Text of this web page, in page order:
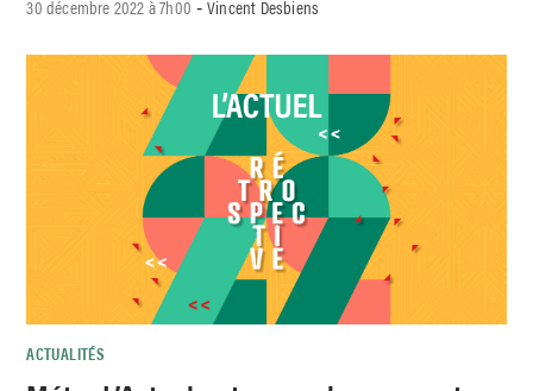
30 décembre 2022 à 7h00 -Vincent Desbiens
ACTUALITÉS